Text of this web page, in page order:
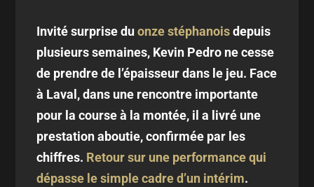
Invité surprise duonze stéphanoisdepuis
plusieurs semaines, Kevin Pedro ne cesse
de prendre de l’épaisseur dans le jeu. Face
à Laval, dans une rencontre importante
pour la course à la montée, il a livré une
prestation aboutie, confirmée par les
chiffres. Retour sur une performance qui
dépasse le simple cadre d’un intérim.